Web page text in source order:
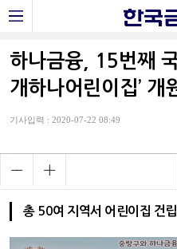
하나금융, 15번째
개하나어린이집’ 개
기사입력 : 2020-07-22 08:49
총 50여 지역서 어린이집 건